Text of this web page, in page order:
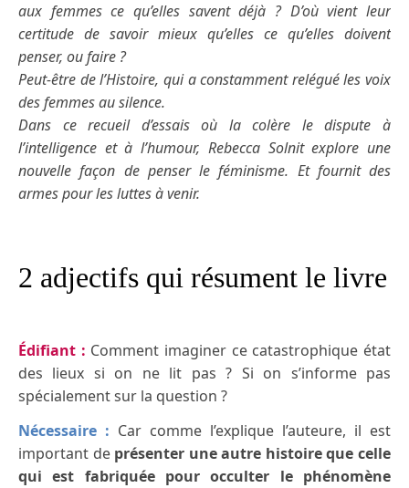
aux femmes ce qu’elles savent déjà ? D’où vient leur
certitude de savoir mieux qu’elles ce qu’elles doivent
penser, ou faire ?
Peut-être de l’Histoire, qui a constamment relégué les voix
des femmes au silence.
Dans ce recueil d’essais où la colère le dispute à
l’intelligence et à l’humour, Rebecca Solnit explore une
nouvelle façon de penser le féminisme. Et fournit des
armes pour les luttes à venir.
2 adjectifs qui résument le livre
Édifiant : Comment imaginer ce catastrophique état
des lieux si on ne lit pas ? Si on s’informe pas
spécialement sur la question ?
Nécessaire : Car comme l’explique l’auteure, il est
important de présenter une autre histoire que celle
qui est fabriquée pour occulter le phénomène